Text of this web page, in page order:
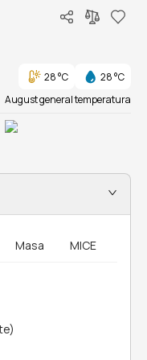
28 °C
28 °C
August general temperatura
Masa MICE